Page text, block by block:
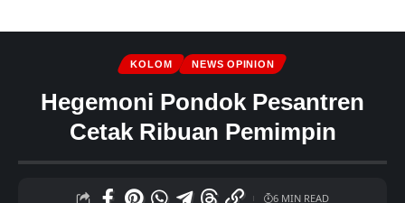
KOLOM NEWS OPINION
Hegemoni Pondok Pesantren
Cetak Ribuan Pemimpin
6 MIN READ